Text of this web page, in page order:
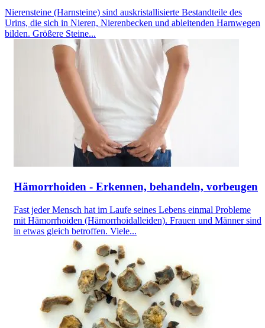
Nierensteine (Harnsteine) sind auskristallisierte Bestandteile des
Urins, die sich in Nieren, Nierenbecken und ableitenden Harnwegen
bilden. Größere Steine...
Hämorrhoiden - Erkennen, behandeln, vorbeugen
Fast jeder Mensch hat im Laufe seines Lebens einmal Probleme
mit Hämorrhoiden (Hämorrhoidalleiden). Frauen und Männer sind
in etwas gleich betroffen. Viele...